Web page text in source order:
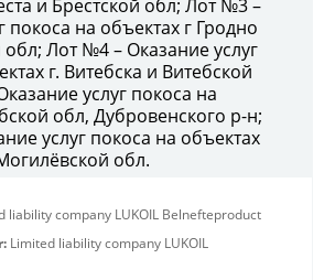
и Брестской обл; Лот №3 –
покоса на объектах г Гродно
Лот №4 – Оказание услуг
г. Витебска и Витебской
услуг покоса на
обл, Дубровенского р-н;
услуг покоса на объектах
обл.
liability company LUKOIL Belnefteproduct
Limited liability company LUKOIL